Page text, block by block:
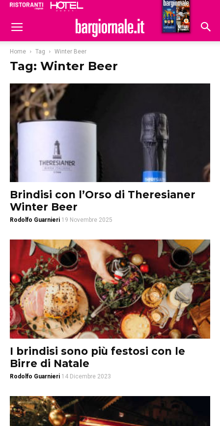
Hoteldomani
Home Tag Winter Beer
Tag: Winter Beer
Brindisi con l’Orso di Theresianer
Winter Beer
Rodolfo Guarnieri 19 Novembre 2025
I brindisi sono più festosi con le
Birre di Natale
Rodolfo Guarnieri 14 Dicembre 2023